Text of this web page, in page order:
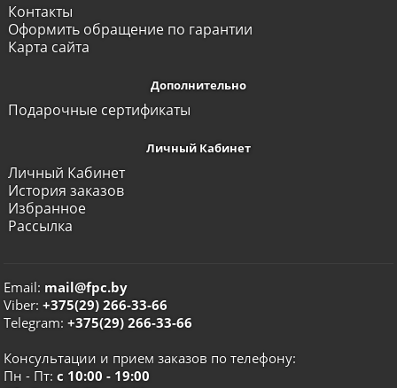
Контакты
Оформить обращение по гарантии
Карта сайта
Дополнительно
Подарочные сертификаты
Личный Кабинет
Личный Кабинет
История заказов
Избранное
Рассылка
Email: mail@fpc.by
Viber:+375(29) 266-33-66
Telegram:+375(29) 266-33-66
Консультации и прием заказов по телефону:
Пн - Пт:с 10:00 - 19:00